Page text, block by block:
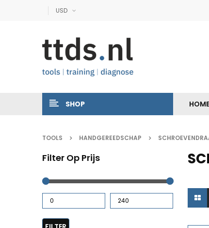
USD
SHOP HOME
TOOLS HANDGEREEDSCHAP
Filter Op Prijs